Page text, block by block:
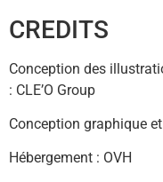
CREDITS
Conception des
: CLE’O Group
Conception graphique
Hébergement : OVH